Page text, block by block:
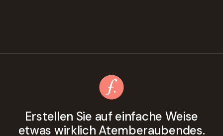
Erstellen Sie auf einfache Weise
etwas wirklich Atemberaubendes.